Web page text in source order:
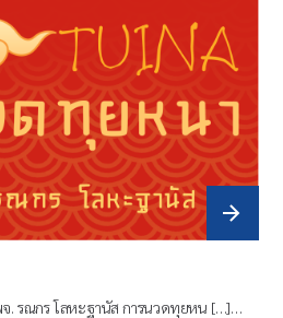
. รณกร โลหะฐานัส การนวดทุยหน […]…